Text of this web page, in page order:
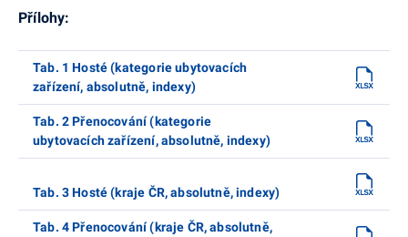
Přílohy:
Tab. 1 Hosté (kategorie ubytovacích
zařízení, absolutně, indexy)
Tab. 2 Přenocování (kategorie
ubytovacích zařízení, absolutně, indexy)
Tab. 3 Hosté (kraje ČR, absolutně, indexy)
Tab. 4 Přenocování (kraje ČR, absolutně,